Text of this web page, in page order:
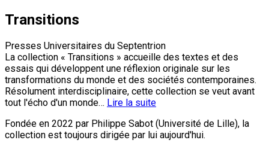
Transitions
Presses Universitaires du Septentrion
La collection « Transitions » accueille des textes et des
essais qui développent une réflexion originale sur les
transformations du monde et des sociétés contemporaines.
Résolument interdisciplinaire, cette collection se veut avant
tout l'écho d'un monde… Lire la suite
Fondée en 2022 par Philippe Sabot (Université de Lille), la
collection est toujours dirigée par lui aujourd'hui.